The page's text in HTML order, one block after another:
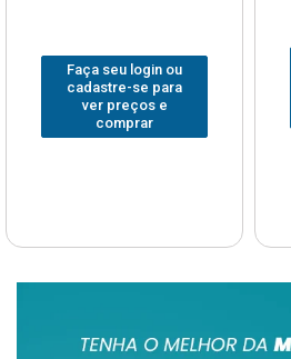
Faça seu login ou
cadastre-se para
ver preços e
comprar